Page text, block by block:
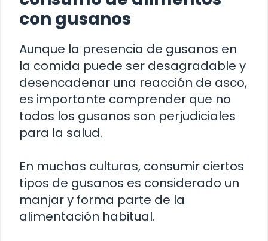
con gusanos
Aunque la presencia de gusanos en
la comida puede ser desagradable y
desencadenar una reacción de asco,
es importante comprender que no
todos los gusanos son perjudiciales
para la salud.
En muchas culturas, consumir ciertos
tipos de gusanos es considerado un
manjar y forma parte de la
alimentación habitual.